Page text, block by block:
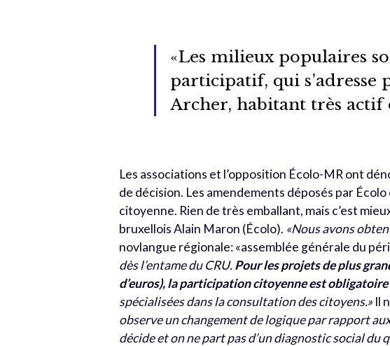
«Les milieux populaires
participatif, qui s’adresse
Archer, habitant très actif
Les associations et l’opposition Écolo-MR ont
de décision. Les amendements déposés par
citoyenne. Rien de très emballant, mais c’est
bruxellois Alain Maron (Écolo). «Nous avons
novlangue régionale: «assemblée générale du
dès l’entame du CRU.Pour les projets de plus
d’euros), la participation citoyenne est obligatoire
spécialisées dans la consultation des citoyens.» Il
observe un changement de logique par rapport
décide et on ne part pas d’un diagnostic social du